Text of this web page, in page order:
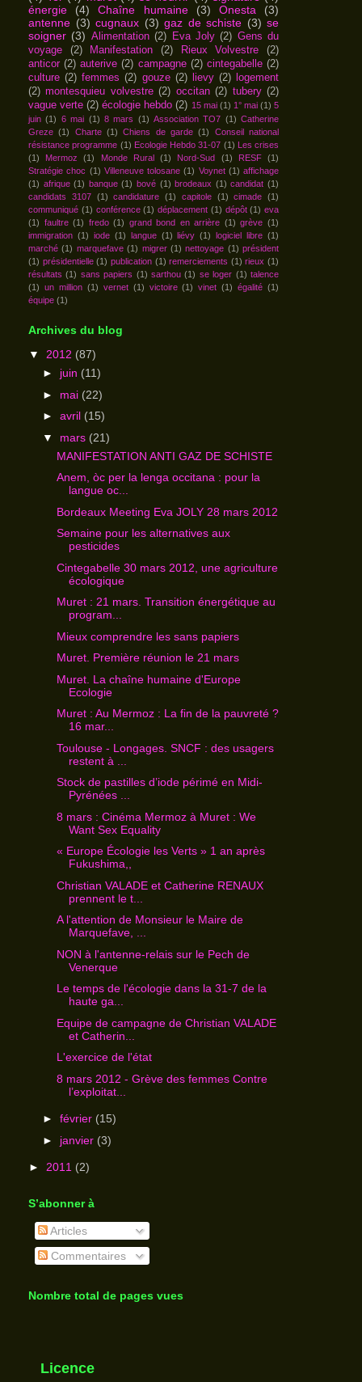
énergie
(4) Chaîne humaine (3) Onesta
(3)
antenne (3) cugnaux (3) gaz de schiste (3) se
soigner (3) Alimentation (2) Eva Joly (2) Gens du
voyage
(2) Manifestation (2) Rieux Volvestre
(2)
anticor (2) auterive (2) campagne (2) cintegabelle (2)
culture (2) femmes (2) gouze (2) lievy (2)
logement
(2) montesquieu volvestre (2) occitan (2) tubery (2)
vague verte (2) écologie hebdo (2) 15 mai (1) 1° mai (1) 5
juin (1) 6 mai (1) 8 mars (1) Association TO7 (1) Catherine
Greze (1) Charte (1) Chiens de garde (1)
Conseil national
résistance programme (1) Ecologie Hebdo 31-07 (1) Les crises
(1)
Mermoz (1) Monde Rural (1) Nord-Sud (1) RESF
(1)
Stratégie choc (1) Villeneuve tolosane (1) Voynet (1) affichage
(1) afrique (1) banque (1) bové (1) brodeaux (1) candidat (1)
candidats 3107
(1) candidature (1) capitole (1) cimade (1)
communiqué (1) conférence (1) déplacement (1) dépôt (1) eva
(1) faultre (1) fredo (1) grand bond en arrière (1) grève (1)
immigration (1) iode (1) langue (1) liévy (1) logiciel libre (1)
marché (1) marquefave (1) migrer (1) nettoyage (1) président
(1) présidentielle (1) publication (1) remerciements (1) rieux (1)
résultats (1) sans papiers (1) sarthou (1) se loger (1) talence
(1) un million (1) vernet (1) victoire (1) vinet (1) égalité (1)
équipe (1)
Archives du blog
▼ 2012 (87)
► juin (11)
► mai (22)
► avril (15)
▼ mars (21)
MANIFESTATION ANTI GAZ DE SCHISTE
Anem, òc per la lenga occitana : pour la
langue oc...
Bordeaux Meeting Eva JOLY 28 mars 2012
Semaine pour les alternatives aux
pesticides
Cintegabelle 30 mars 2012, une agriculture
écologique
Muret : 21 mars. Transition énergétique au
program...
Mieux comprendre les sans papiers
Muret. Première réunion le 21 mars
Muret. La chaîne humaine d'Europe
Ecologie
Muret : Au Mermoz : La fin de la pauvreté ?
16 mar...
Toulouse - Longages. SNCF : des usagers
restent à ...
Stock de pastilles d’iode périmé en Midi-
Pyrénées ...
8 mars : Cinéma Mermoz à Muret : We
Want Sex Equality
« Europe Écologie les Verts » 1 an après
Fukushima,,
Christian VALADE et Catherine RENAUX
prennent le t...
A l'attention de Monsieur le Maire de
Marquefave, ...
NON à l'antenne-relais sur le Pech de
Venerque
Le temps de l'écologie dans la 31-7 de la
haute ga...
Equipe de campagne de Christian VALADE
et Catherin...
L'exercice de l'état
8 mars 2012 - Grève des femmes Contre
l’exploitat...
► février (15)
► janvier (3)
► 2011 (2)
S’abonner à
Articles
Commentaires
Nombre total de pages vues
Licence